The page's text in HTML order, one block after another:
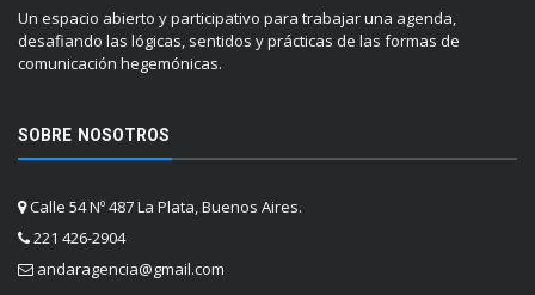
Un espacio abierto y participativo para trabajar una agenda,
desafiando las lógicas, sentidos y prácticas de las formas de
comunicación hegemónicas.
SOBRE NOSOTROS
Calle 54 Nº 487 La Plata, Buenos Aires.
221 426-2904
andaragencia@gmail.com